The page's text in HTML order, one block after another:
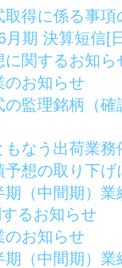
取得に係る事
月期 決算短信[
に関するお知ら
のお知らせ
の監理銘柄（
もなう出荷業務
予想の取り下
期（中間期）
るお知らせ
のお知らせ
期（中間期）